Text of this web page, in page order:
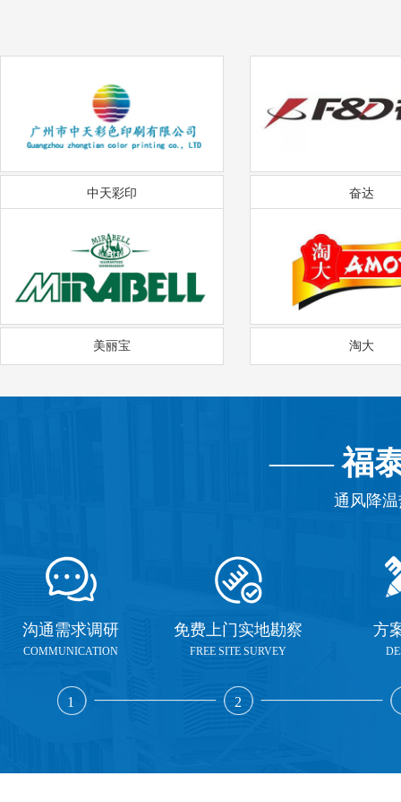
中天彩印 奋达
美丽宝 淘大
——福
通风降
沟通需求调研
COMMUNICATION
1
免费上门实地勘察
FREE SITE SURVEY
2
方